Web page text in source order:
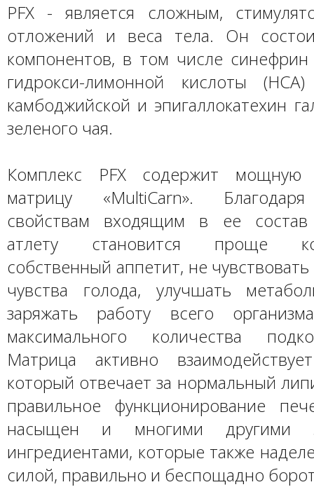
PFX - является сложным,
отложений и веса тела. Он
компонентов, в том числе
гидрокси-лимонной кислоты
камбоджийской и эпигаллокатехин
зеленого чая.
Комплекс PFX содержит мощную
матрицу «MultiCarn».
свойствам входящим в ее состав
атлету становится проще
собственный аппетит, не
чувства голода, улучшать
заряжать работу всего
максимального количества
Матрица активно
который отвечает за нормальный
правильное функционирование
насыщен и многими другими
ингредиентами, которые также
силой, правильно и беспощадно